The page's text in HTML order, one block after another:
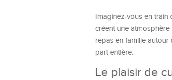
Imaginez-vous en train
créent une atmosphère
repas en famille autour
part entière.
Le plaisir de